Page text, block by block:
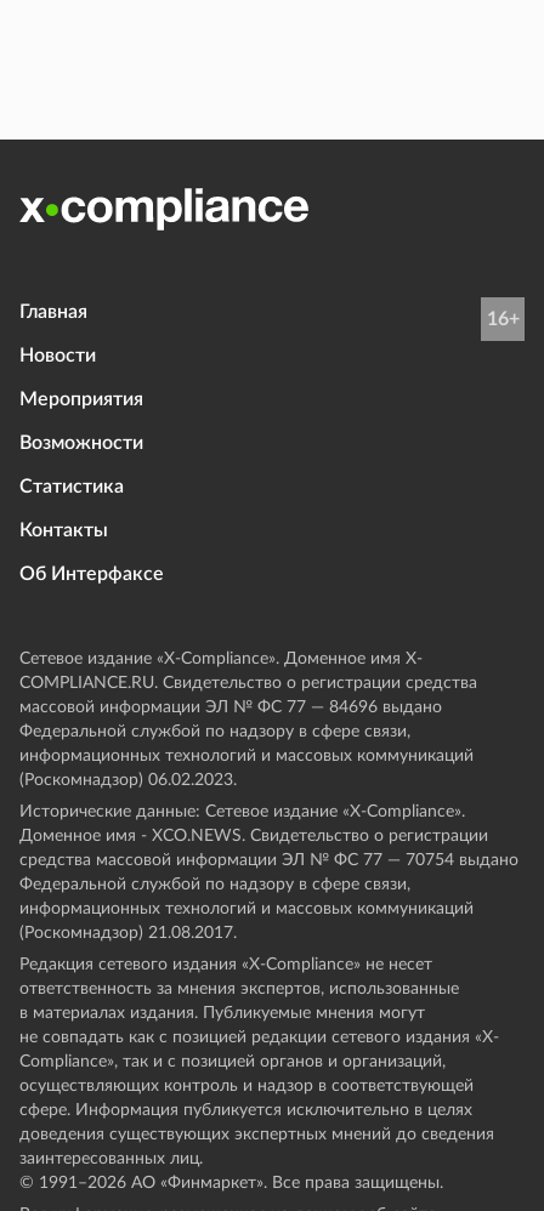
Главная
Новости
Мероприятия
Возможности
Статистика
Контакты
Об Интерфаксе
16+
Сетевое издание «Х-Compliance». Доменное имя X-
COMPLIANCE.RU. Свидетельство о регистрации средства
массовой информации ЭЛ № ФС 77 — 84696 выдано
Федеральной службой по надзору в сфере связи,
информационных технологий и массовых коммуникаций
(Роскомнадзор) 06.02.2023.
Исторические данные: Сетевое издание «Х-Compliance».
Доменное имя - XCO.NEWS. Свидетельство о регистрации
средства массовой информации ЭЛ № ФС 77 — 70754 выдано
Федеральной службой по надзору в сфере связи,
информационных технологий и массовых коммуникаций
(Роскомнадзор) 21.08.2017.
Редакция сетевого издания «X-Compliance» не несет
ответственность за мнения экспертов, использованные
в материалах издания. Публикуемые мнения могут
не совпадать как с позицией редакции сетевого издания «X-
Compliance», так и с позицией органов и организаций,
осуществляющих контроль и надзор в соответствующей
сфере. Информация публикуется исключительно в целях
доведения существующих экспертных мнений до сведения
заинтересованных лиц.
© 1991–2026 АО «Финмаркет». Все права защищены.